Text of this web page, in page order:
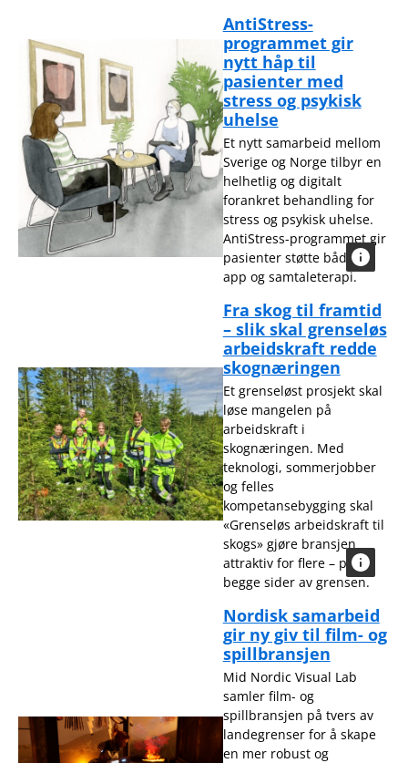
AntiStress-
programmet gir
nytt håp til
pasienter med
stress og psykisk
uhelse
Et nytt samarbeid mellom
Sverige og Norge tilbyr en
helhetlig og digitalt
forankret behandling for
stress og psykisk uhelse.
AntiStress-programmet gir
pasienter støtte både via
app og samtaleterapi.
Fra skog til framtid
– slik skal grenseløs
arbeidskraft redde
skognæringen
Et grenseløst prosjekt skal
løse mangelen på
arbeidskraft i
skognæringen. Med
teknologi, sommerjobber
og felles
kompetansebygging skal
«Grenseløs arbeidskraft til
skogs» gjøre bransjen
attraktiv for flere – på
begge sider av grensen.
Nordisk samarbeid
gir ny giv til film- og
spillbransjen
Mid Nordic Visual Lab
samler film- og
spillbransjen på tvers av
landegrenser for å skape
en mer robust og